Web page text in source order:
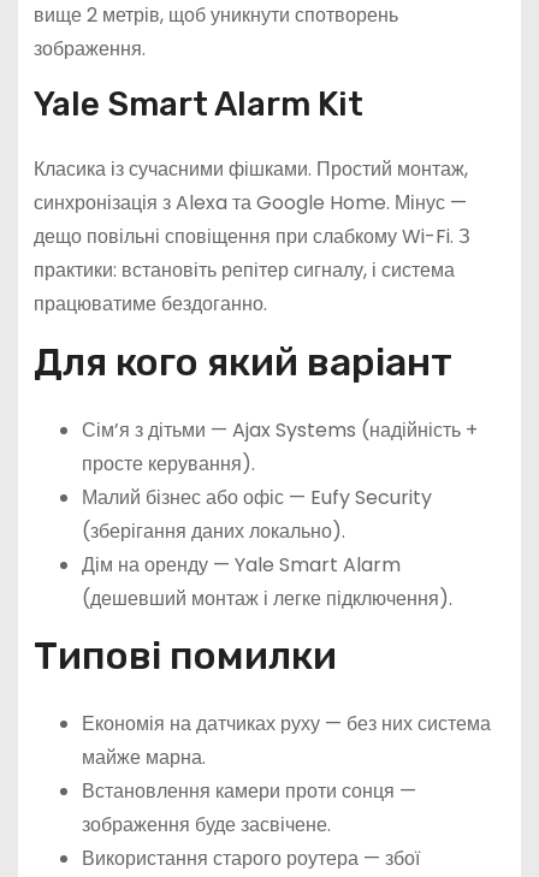
вище 2 метрів, щоб уникнути спотворень
зображення.
Yale Smart Alarm Kit
Класика із сучасними фішками. Простий монтаж,
синхронізація з Alexa та Google Home. Мінус —
дещо повільні сповіщення при слабкому Wi-Fi. З
практики: встановіть репітер сигналу, і система
працюватиме бездоганно.
Для кого який варіант
Сім’я з дітьми — Ajax Systems (надійність +
просте керування).
Малий бізнес або офіс — Eufy Security
(зберігання даних локально).
Дім на оренду — Yale Smart Alarm
(дешевший монтаж і легке підключення).
Типові помилки
Економія на датчиках руху — без них система
майже марна.
Встановлення камери проти сонця —
зображення буде засвічене.
Використання старого роутера — збої